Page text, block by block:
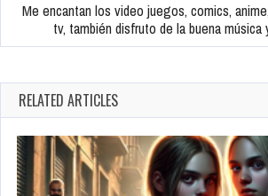
Me encantan los video juegos, comics,
tv, también disfruto de la buena música
RELATED ARTICLES